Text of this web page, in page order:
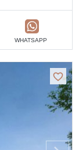
WHATSAPP